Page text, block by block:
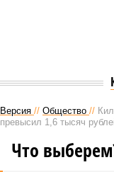
Версия // Общество //
превысил 1,6 тысяч
Что